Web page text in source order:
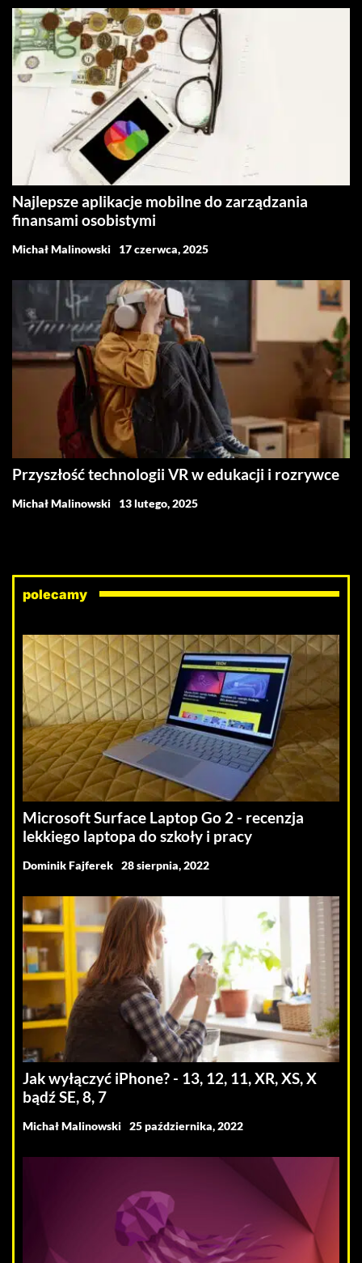
Najlepsze aplikacje mobilne do zarządzania
finansami osobistymi
Michał Malinowski 17 czerwca, 2025
Przyszłość technologii VR w edukacji i rozrywce
Michał Malinowski 13 lutego, 2025
polecamy
Microsoft Surface Laptop Go 2 - recenzja
lekkiego laptopa do szkoły i pracy
Dominik Fajferek 28 sierpnia, 2022
Jak wyłączyć iPhone? - 13, 12, 11, XR, XS, X
bądź SE, 8, 7
Michał Malinowski 25 października, 2022